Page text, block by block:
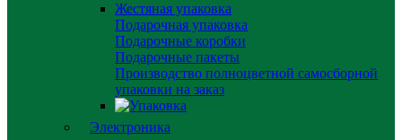
Жестяная упаковка
Подарочная упаковка
Подарочные коробки
Подарочные пакеты
Производство полноцветной самосборной
упаковки на заказ
Электроника